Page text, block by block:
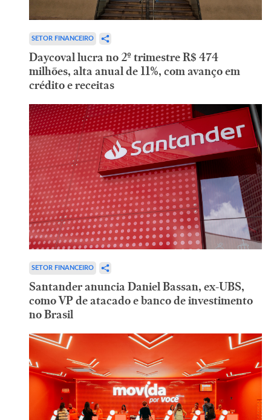
SETOR FINANCEIRO
Daycoval lucra no 2º trimestre R$ 474
milhões, alta anual de 11%, com avanço em
crédito e receitas
SETOR FINANCEIRO
Santander anuncia Daniel Bassan, ex-UBS,
como VP de atacado e banco de investimento
no Brasil